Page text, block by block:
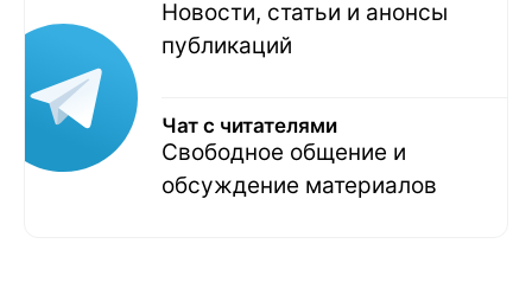
Новости, статьи и анонсы
публикаций
Чат с читателями
Свободное общение и
обсуждение материалов